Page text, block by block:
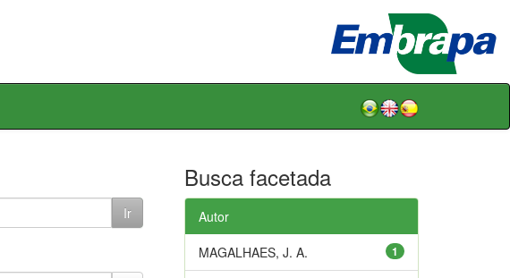
Busca facetada
Autor
1
MAGALHAES, J. A.